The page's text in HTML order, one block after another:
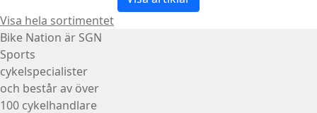
Visa hela sortimentet
Bike Nation är SGN
Sports
cykelspecialister
och består av över
100 cykelhandlare